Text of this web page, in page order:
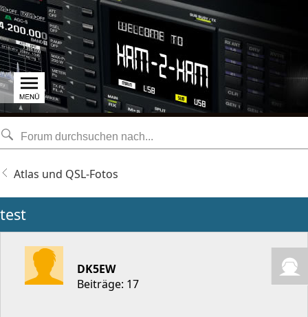
Atlas und QSL-Fotos
test
DK5EW
Beiträge: 17